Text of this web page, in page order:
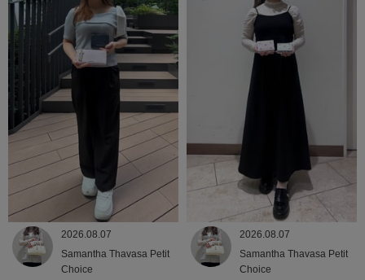
2026.08.07
Samantha Thavasa Petit
Choice
2026.08.07
Samantha Thavasa Petit
Choice